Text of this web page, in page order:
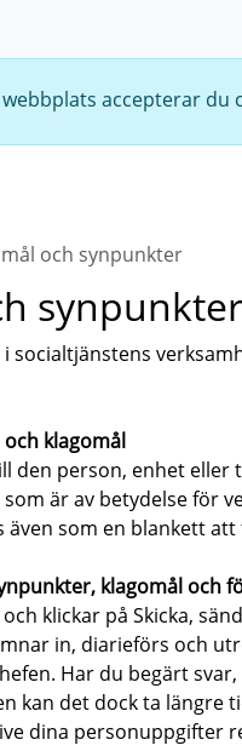
accepterar du
och synpunkter
synpunkter
socialtjänstens
klagomål
den person, enhet
är av betydelse för
som en blankett
klagomål och
klickar på Skicka,
in, diarieförs och
Har du begärt
kan det dock ta längre
dina personuppgifter